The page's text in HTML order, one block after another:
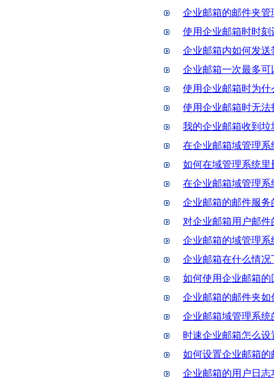
企业邮箱的邮件夹管
使用企业邮箱时时
企业邮箱内如何发送
企业邮箱一次最多
使用企业邮箱时为
使用企业邮箱时无
我的企业邮箱收到
在企业邮箱域管理
如何在域管理系统
在企业邮箱域管理
企业邮箱的邮件服
对企业邮箱用户邮件
企业邮箱的域管理
企业邮箱在什么情
如何使用企业邮箱的
企业邮箱的邮件夹如
企业邮箱域管理系
时速企业邮箱怎么
如何设置企业邮箱的
企业邮箱的用户日志